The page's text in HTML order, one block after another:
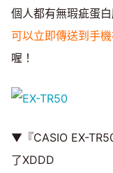
個人都有無瑕疵蛋
可以立即傳送到手
喔！
▼『CASIO EX-
了XDDD